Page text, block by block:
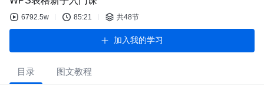
6792.5w 85:21 共48节
加入我的学习
目录 图文教程